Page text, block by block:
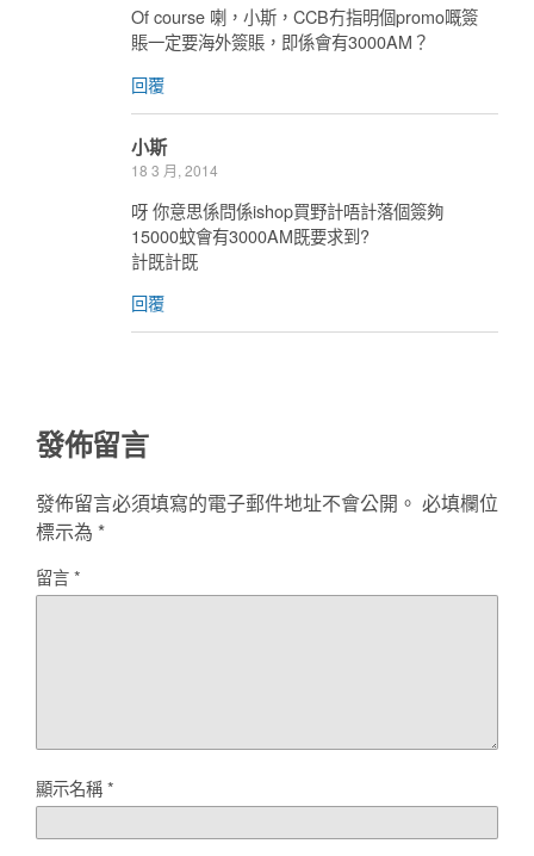
Of course 喇，小斯，CCB冇指明個promo嘅簽
賬一定要海外簽賬，即係會有3000AM？
回覆
小斯
18 3 月, 2014
呀 你意思係問係ishop買野計唔計落個簽夠
15000蚊會有3000AM既要求到?
計既計既
回覆
發佈留言
發佈留言必須填寫的電子郵件地址不會公開。 必填欄位
標示為 *
留言*
顯示名稱*